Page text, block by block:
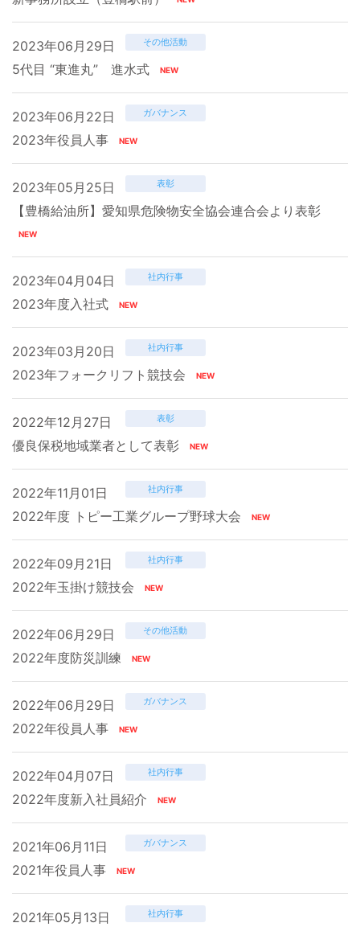
2023年06月29日 その他活動
5代目 “東進丸” 進水式
2023年06月22日 ガバナンス
2023年役員人事
2023年05月25日 表彰
【豊橋給油所】愛知県危険物安全協会連合会より表彰
2023年04月04日 社内行事
2023年度入社式
2023年03月20日 社内行事
2023年フォークリフト競技会
2022年12月27日 表彰
優良保税地域業者として表彰
2022年11月01日 社内行事
2022年度 トピー工業グループ野球大会
2022年09月21日 社内行事
2022年玉掛け競技会
2022年06月29日 その他活動
2022年度防災訓練
2022年06月29日 ガバナンス
2022年役員人事
2022年04月07日 社内行事
2022年度新入社員紹介
2021年06月11日 ガバナンス
2021年役員人事
2021年05月13日 社内行事